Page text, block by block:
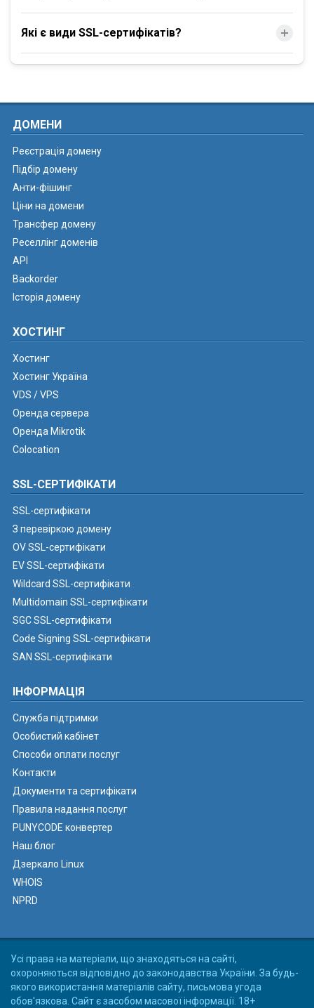
Які є види SSL-сертифікатів?
ДОМЕНИ
Реєстрація домену
Підбір домену
Анти-фішинг
Ціни на домени
Трансфер домену
Реселлінг доменів
API
Backorder
Історія домену
ХОСТИНГ
Хостинг
Хостинг Україна
VDS / VPS
Оренда сервера
Оренда Mikrotik
Colocation
SSL-СЕРТИФІКАТИ
SSL-сертифікати
З перевіркою домену
OV SSL-сертифікати
EV SSL-сертифікати
Wildcard SSL-сертифікати
Multidomain SSL-сертифікати
SGC SSL-сертифікати
Code Signing SSL-сертифікати
SAN SSL-сертифікати
ІНФОРМАЦІЯ
Служба підтримки
Особистий кабінет
Способи оплати послуг
Контакти
Документи та сертифікати
Правила надання послуг
PUNYCODE конвертер
Наш блог
Дзеркало Linux
WHOIS
NPRD
Усі права на матеріали, що знаходяться на сайті,
охороняються відповідно до законодавства України. За будь-
якого використання матеріалів сайту, письмова угода
обов'язкова. Сайт є засобом масової інформації. 18+